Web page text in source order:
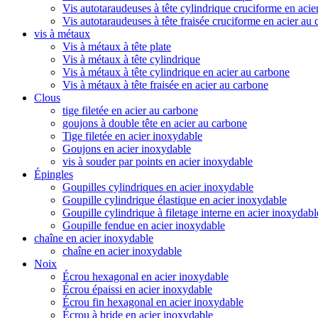
Vis autotaraudeuses à tête cylindrique cruciforme en
Vis autotaraudeuses à tête fraisée cruciforme en acier au
vis à métaux
Vis à métaux à tête plate
Vis à métaux à tête cylindrique
Vis à métaux à tête cylindrique en acier au carbone
Vis à métaux à tête fraisée en acier au carbone
Clous
tige filetée en acier au carbone
goujons à double tête en acier au carbone
Tige filetée en acier inoxydable
Goujons en acier inoxydable
vis à souder par points en acier inoxydable
Épingles
Goupilles cylindriques en acier inoxydable
Goupille cylindrique élastique en acier inoxydable
Goupille cylindrique à filetage interne en acier
Goupille fendue en acier inoxydable
chaîne en acier inoxydable
chaîne en acier inoxydable
Noix
Écrou hexagonal en acier inoxydable
Écrou épaissi en acier inoxydable
Écrou fin hexagonal en acier inoxydable
Écrou à bride en acier inoxydable